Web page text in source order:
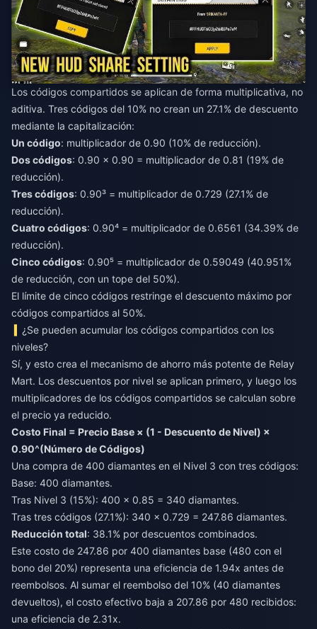
Los códigos compartidos se aplican de forma multiplicativa, no
aditiva. Tres códigos del 10% no crean un 27.1% de descuento
mediante la capitalización:
Un código: multiplicador de 0.90 (10% de reducción).
Dos códigos: 0.90 × 0.90 = multiplicador de 0.81 (19% de
reducción).
Tres códigos: 0.90³ = multiplicador de 0.729 (27.1% de
reducción).
Cuatro códigos: 0.90⁴ = multiplicador de 0.6561 (34.39% de
reducción).
Cinco códigos: 0.90⁵ = multiplicador de 0.59049 (40.951%
de reducción, con un tope del 50%).
El límite de cinco códigos restringe el descuento máximo por
códigos compartidos al 50%.
¿Se pueden acumular los códigos compartidos con los
niveles?
Sí, y esto crea el mecanismo de ahorro más potente de Relay
Mart. Los descuentos por nivel se aplican primero, y luego los
multiplicadores de los códigos compartidos se calculan sobre
el precio ya reducido.
Costo Final = Precio Base × (1 - Descuento de Nivel) ×
0.90^(Número de Códigos)
Una compra de 400 diamantes en el Nivel 3 con tres códigos:
Base: 400 diamantes.
Tras Nivel 3 (15%): 400 × 0.85 = 340 diamantes.
Tras tres códigos (27.1%): 340 × 0.729 = 247.86 diamantes.
Reducción total: 38.1% por descuentos combinados.
Este costo de 247.86 por 400 diamantes base (480 con el
bono del 20%) representa una eficiencia de 1.94x antes de
reembolsos. Al sumar el reembolso del 10% (40 diamantes
devueltos), el costo efectivo baja a 207.86 por 480 recibidos:
una eficiencia de 2.31x.